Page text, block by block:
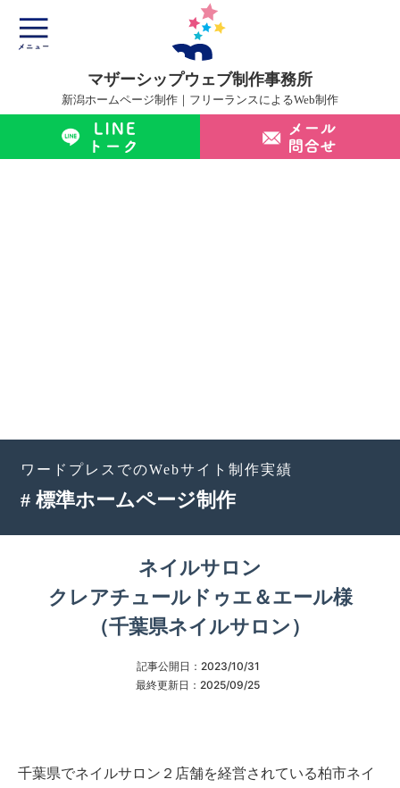
マザーシップウェブ制作事務所
新潟ホームページ制作｜フリーランスによるWeb制作
マザーシップについて
ホームページ制作サービス
ワードプレスでのWebサイト制作実績
# 標準ホームページ制作
ネイルサロン
クレアチュールドゥエ＆エール様
（千葉県ネイルサロン）
記事公開日： 2023/10/31
最終更新日： 2025/09/25
千葉県でネイルサロン２店舗を経営されている柏市ネイ